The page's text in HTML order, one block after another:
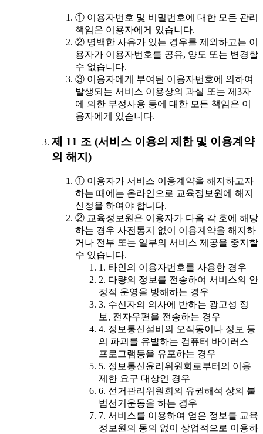
① 이용자번호 및 비밀번호에 대한 모든 관리
책임은 이용자에게 있습니다.
② 명백한 사유가 있는 경우를 제외하고는 이
용자가 이용자번호를 공유, 양도 또는 변경할
수 없습니다.
③ 이용자에게 부여된 이용자번호에 의하여
발생되는 서비스 이용상의 과실 또는 제3자
에 의한 부정사용 등에 대한 모든 책임은 이
용자에게 있습니다.
제 11 조 (서비스 이용의 제한 및 이용계약
의 해지)
① 이용자가 서비스 이용계약을 해지하고자
하는 때에는 온라인으로 교육정보원에 해지
신청을 하여야 합니다.
② 교육정보원은 이용자가 다음 각 호에 해당
하는 경우 사전통지 없이 이용계약을 해지하
거나 전부 또는 일부의 서비스 제공을 중지할
수 있습니다.
1. 타인의 이용자번호를 사용한 경우
2. 다량의 정보를 전송하여 서비스의 안
정적 운영을 방해하는 경우
3. 수신자의 의사에 반하는 광고성 정
보, 전자우편을 전송하는 경우
4. 정보통신설비의 오작동이나 정보 등
의 파괴를 유발하는 컴퓨터 바이러스
프로그램등을 유포하는 경우
5. 정보통신윤리위원회로부터의 이용
제한 요구 대상인 경우
6. 선거관리위원회의 유권해석 상의 불
법선거운동을 하는 경우
7. 서비스를 이용하여 얻은 정보를 교육
정보원의 동의 없이 상업적으로 이용하